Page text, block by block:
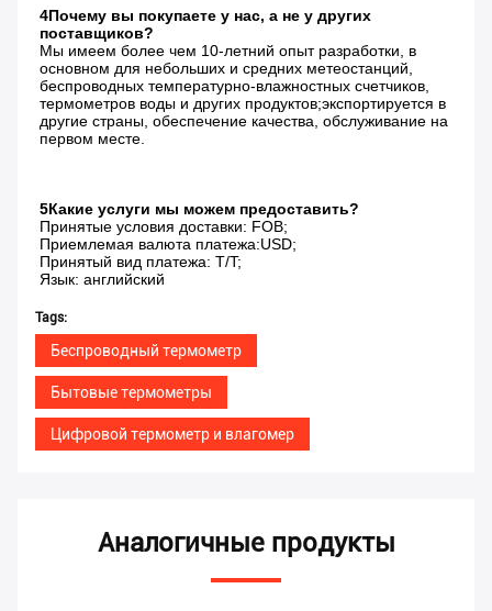
4Почему вы покупаете у нас, а не у других
поставщиков?
Мы имеем более чем 10-летний опыт разработки, в
основном для небольших и средних метеостанций,
беспроводных температурно-влажностных счетчиков,
термометров воды и других продуктов;экспортируется в
другие страны, обеспечение качества, обслуживание на
первом месте.
5Какие услуги мы можем предоставить?
Принятые условия доставки: FOB;
Приемлемая валюта платежа:USD;
Принятый вид платежа: T/T;
Язык: английский
Tags:
Беспроводный термометр
Бытовые термометры
Цифровой термометр и влагомер
Аналогичные продукты